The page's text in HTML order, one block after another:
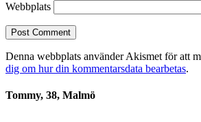
Webbplats
Denna webbplats använder Akismet för att
dig om hur din kommentarsdata bearbetas.
Tommy, 38, Malmö